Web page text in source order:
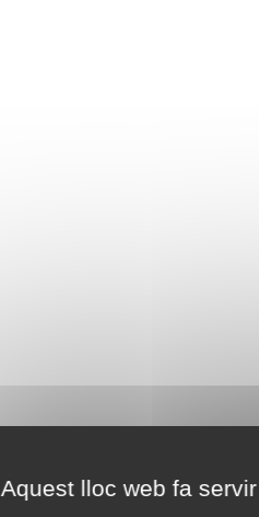
Aquest lloc web fa